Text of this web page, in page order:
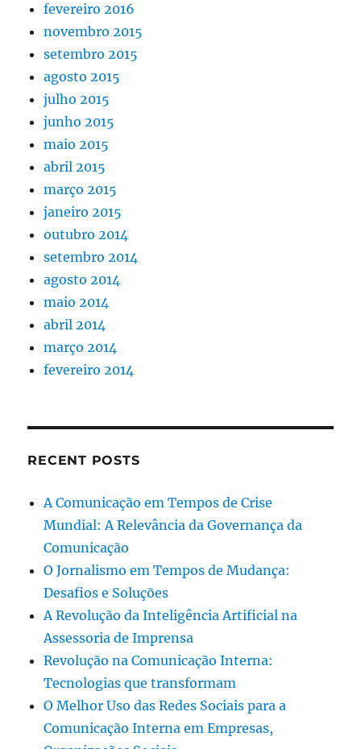
fevereiro 2016
novembro 2015
setembro 2015
agosto 2015
julho 2015
junho 2015
maio 2015
abril 2015
março 2015
janeiro 2015
outubro 2014
setembro 2014
agosto 2014
maio 2014
abril 2014
março 2014
fevereiro 2014
RECENT POSTS
A Comunicação em Tempos de Crise
Mundial: A Relevância da Governança da
Comunicação
O Jornalismo em Tempos de Mudança:
Desafios e Soluções
A Revolução da Inteligência Artificial na
Assessoria de Imprensa
Revolução na Comunicação Interna:
Tecnologias que transformam
O Melhor Uso das Redes Sociais para a
Comunicação Interna em Empresas,